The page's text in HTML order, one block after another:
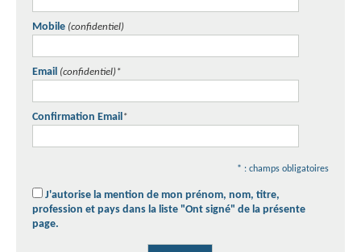
Mobile (confidentiel)
Email (confidentiel) *
Confirmation Email*
* : champs obligatoires
J'autorise la mention de mon prénom, nom, titre,
profession et pays dans la liste "Ont signé" de la présente
page.